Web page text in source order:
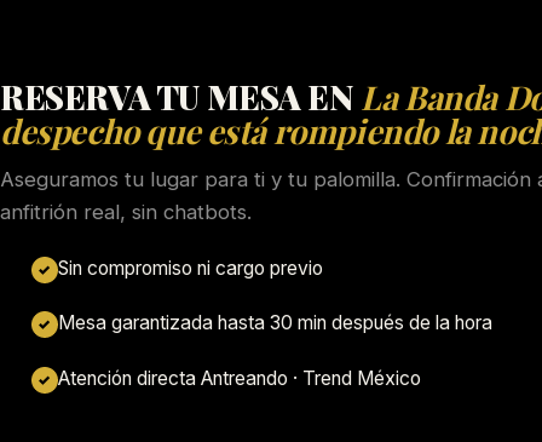
RESERVA TU MESA EN La Banda
despecho que está rompiendo la
Aseguramos tu lugar para ti y tu palomilla.
anfitrión real, sin chatbots.
✓ Sin compromiso ni cargo previo
✓ Mesa garantizada hasta 30 min después de la hora
✓ Atención directa Antreando · Trend México